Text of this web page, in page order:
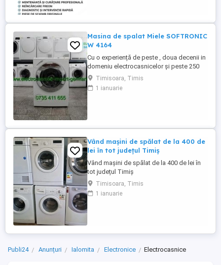
Masina de spalat Miele SOFTRONIC
W 4164
Cu o experiență de peste , doua decenii in
domeniu electrocasnicelor și peste 250
produse pe stoc ! La noi găsiți mașina de
spălat rufe Miele SOFTRONIC W 4164 cu
încărcare frontală, adusa din Germania în
Timisoara, Timis
1 ianuarie
Vând mașini de spălat de la 400 de
lei în tot județul Timiș
Vând mașini de spălat de la 400 de lei în
tot județul Timiș
Timisoara, Timis
1 ianuarie
Publi24 Anunțuri Ialomita Electronice Electrocasnice